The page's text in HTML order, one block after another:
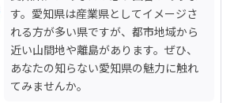
す。愛知県は産業県としてイメージさ
れる方が多い県ですが、都市地域から
近い山間地や離島があります。ぜひ、
あなたの知らない愛知県の魅力に触れ
てみませんか。